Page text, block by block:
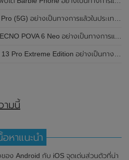
อย่างเป็นทางการแล้วในประเทศอินเดีย
อย่างเป็นทางการแล้วในประเทศไทย ในราคา 8,499 บาท
Edition อย่างเป็นทางการแล้วในประเทศจีน
ามนี้
อหาแนะนำ
อง Android กับ iOS จุดเด่นส่วนตัวที่น่า